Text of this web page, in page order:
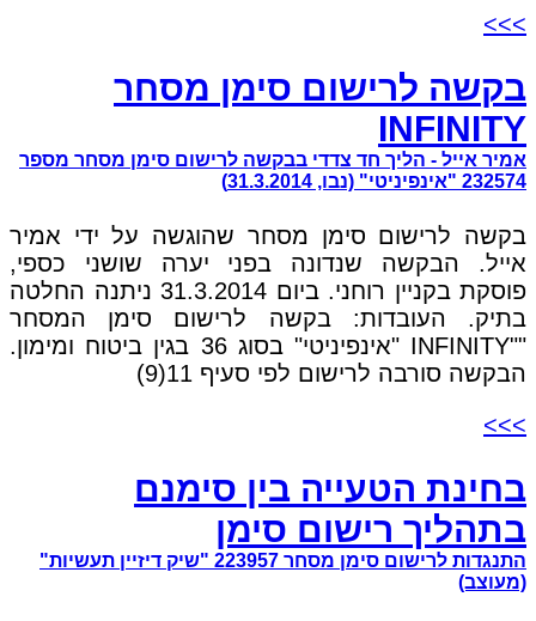
>>>
בקשה לרישום סימן מסחר
INFINITY
אמיר אייל - הליך חד צדדי בבקשה לרישום סימן מסחר מספר
232574 "אינפיניטי" (נבו, 31.3.2014)
בקשה לרישום סימן מסחר שהוגשה על ידי אמיר
אייל. הבקשה שנדונה בפני יערה שושני כספי,
פוסקת בקניין רוחני. ביום 31.3.2014 ניתנה החלטה
בתיק. העובדות: בקשה לרישום סימן המסחר
""INFINITY "אינפיניטי" בסוג 36 בגין ביטוח ומימון.
הבקשה סורבה לרישום לפי סעיף 11(9)
>>>
בחינת הטעייה בין סימנם
בתהליך רישום סימן
התנגדות לרישום סימן מסחר 223957 "שיק דיזיין תעשיות"
(מעוצב)